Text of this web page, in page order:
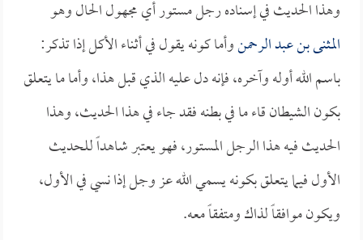
وهذا الحديث في إسناده رجل مستور أي مجهول الحال وهو
المثنى بن عبد الرحمنوأما كونه يقول في أثناء الأكل إذا تذكر:
باسم الله أوله وآخره، فإنه دل عليه الذي قبل هذا، وأما ما يتعلق
بكون الشيطان قاء ما في بطنه فقد جاء في هذا الحديث، وهذا
الحديث فيه هذا الرجل المستور، فهو يعتبر شاهداً للحديث
الأول فيما يتعلق بكونه يسمي الله عز وجل إذا نسي في الأول،
ويكون موافقاً لذاك ومتفقاً معه.